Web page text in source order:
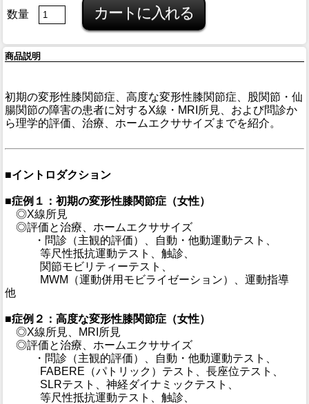
数量
商品説明
初期の変形性膝関節症、高度な変形性膝関節症、股関節・仙
腸関節の障害の患者に対するX線・MRI所見、および問診か
ら理学的評価、治療、ホームエクササイズまでを紹介。
■イントロダクション
■症例１：初期の変形性膝関節症（女性）
◎X線所見
◎評価と治療、ホームエクササイズ
・問診（主観的評価）、自動・他動運動テスト、
等尺性抵抗運動テスト、触診、
関節モビリティーテスト、
MWM（運動併用モビライゼーション）、運動指導
他
■症例２：高度な変形性膝関節症（女性）
◎X線所見、MRI所見
◎評価と治療、ホームエクササイズ
・問診（主観的評価）、自動・他動運動テスト、
FABERE（パトリック）テスト、長座位テスト、
SLRテスト、神経ダイナミックテスト、
等尺性抵抗運動テスト、触診、